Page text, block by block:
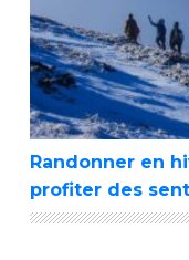
Randonner en
profiter des